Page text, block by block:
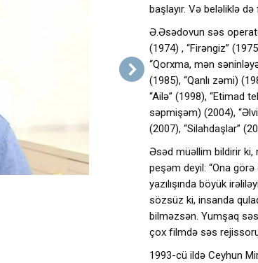
başlayır. Və beləliklə
Ə.Əsədovun səs
(1974) , “Firəngiz”
“Qorxma, mən
(1985), “Qanlı zəmi)
“Ailə” (1998), “Etimad
səpmişəm) (2004),
(2007), “Silahdaşlar”
Əsəd müəllim bildirir ki,
peşəm deyil: “Ona
yazılışında böyük
sözsüz ki, insanda
bilməzsən. Yumşaq
çox filmdə səs
1993-cü ildə Ceyhun